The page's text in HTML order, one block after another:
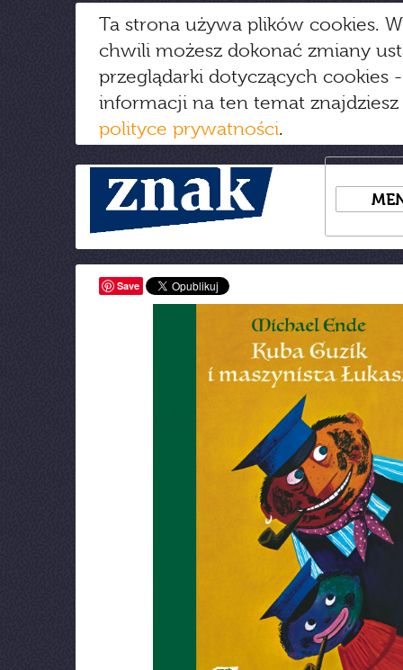
Ta strona używa plików cookies.
chwili możesz dokonać zmiany
przeglądarki dotyczących cookies
informacji na ten temat
polityce prywatności.
Save